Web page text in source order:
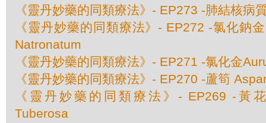
《靈丹妙藥的同類療法》- EP273 -肺結核病
《靈丹妙藥的同類療法》- EP272 -氯化鈉
Natronatum
《靈丹妙藥的同類療法》- EP271 -氯化金
《靈丹妙藥的同類療法》- EP270 -蘆筍
《靈丹妙藥的同類療法》- EP269 -黃
Tuberosa